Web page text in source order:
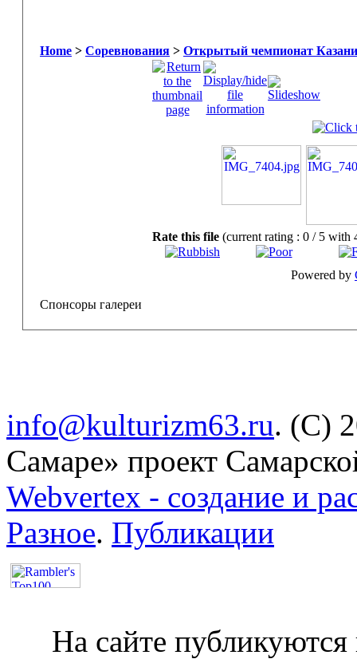
Home > Соревнования > Открытый чемпионат Казани
Rate this file (current rating : 0 / 5 with
Powered by
Спонсоры галереи
info@kulturizm63.ru. (C)
Самаре» проект
Webvertex - создание и
Разное. Публикации
На сайте публикуются